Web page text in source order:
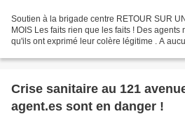
Soutien à la brigade centre RETOUR SUR
MOIS Les faits rien que les faits ! Des agents
qu'ils ont exprimé leur colère légitime . A
Crise sanitaire au 121
agent.es sont en danger !